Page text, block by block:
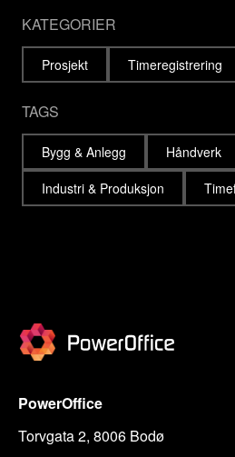
KATEGORIER
Prosjekt Timeregistrering
TAGS
Bygg & Anlegg
Håndverk
Industri & Produksjon
PowerOffice
Torvgata 2, 8006 Bodø